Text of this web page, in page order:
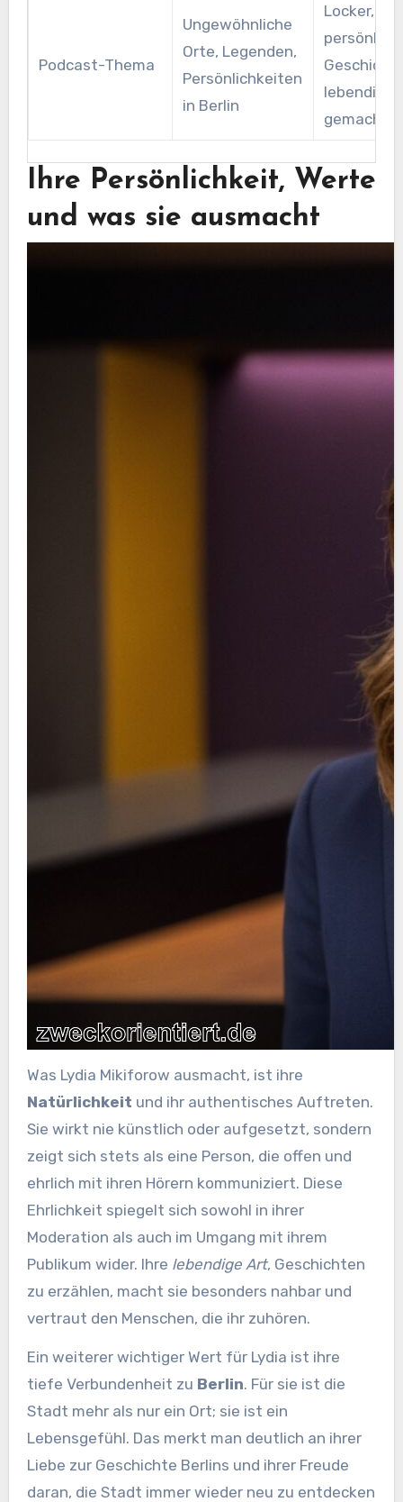
Podcast-Thema
Ungewöhnliche
Orte, Legenden,
Persönlichkeiten
in Berlin
Locker,
persönlich,
lebendig
gemacht
Ihre Persönlichkeit, Werte
und was sie ausmacht
Was Lydia Mikiforow ausmacht, ist ihre
Natürlichkeit und ihr authentisches Auftreten.
Sie wirkt nie künstlich oder aufgesetzt, sondern
zeigt sich stets als eine Person, die offen und
ehrlich mit ihren Hörern kommuniziert. Diese
Ehrlichkeit spiegelt sich sowohl in ihrer
Moderation als auch im Umgang mit ihrem
Publikum wider. Ihre lebendige Art, Geschichten
zu erzählen, macht sie besonders nahbar und
vertraut den Menschen, die ihr zuhören.
Ein weiterer wichtiger Wert für Lydia ist ihre
tiefe Verbundenheit zu Berlin. Für sie ist die
Stadt mehr als nur ein Ort; sie ist ein
Lebensgefühl. Das merkt man deutlich an ihrer
Liebe zur Geschichte Berlins und ihrer Freude
daran, die Stadt immer wieder neu zu entdecken